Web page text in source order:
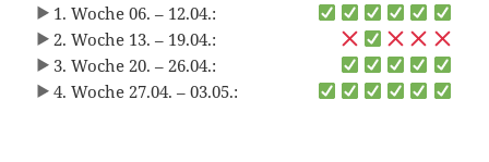
1. Woche 06. – 12.04.:
2. Woche 13. – 19.04.:
3. Woche 20. – 26.04.:
4. Woche 27.04. – 03.05.: